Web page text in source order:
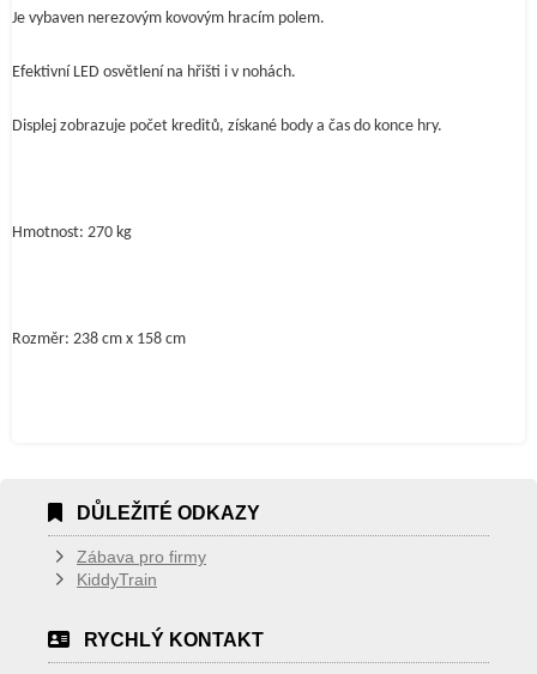
Je vybaven nerezovým kovovým hracím polem.
Efektivní LED osvětlení na hřišti i v nohách.
Displej zobrazuje počet kreditů, získané body a čas do konce hry.
Hmotnost: 270 kg
Rozměr: 238 cm x 158 cm
DŮLEŽITÉ ODKAZY
Zábava pro firmy
KiddyTrain
RYCHLÝ KONTAKT